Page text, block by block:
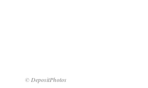
© DepositPhotos